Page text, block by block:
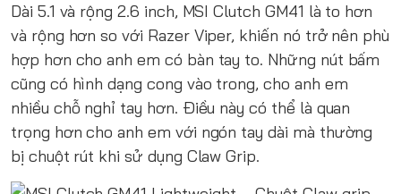
Dài 5.1 và rộng 2.6 inch, MSI Clutch GM41 là to hơn
và rộng hơn so với Razer Viper, khiến nó trở nên phù
hợp hơn cho anh em có bàn tay to. Những nút bấm
cũng có hình dạng cong vào trong, cho anh em
nhiều chỗ nghỉ tay hơn. Điều này có thể là quan
trọng hơn cho anh em với ngón tay dài mà thường
bị chuột rút khi sử dụng Claw Grip.